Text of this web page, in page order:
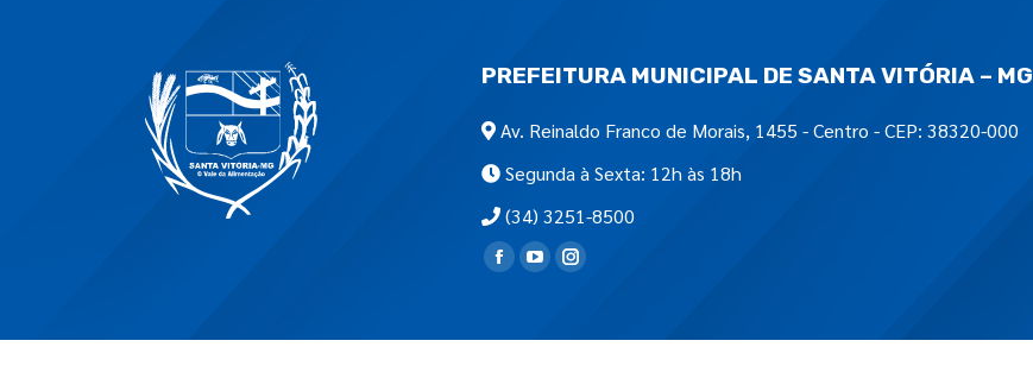
PREFEITURA MUNICIPAL DE SANTA VITÓRIA – MG
Av. Reinaldo Franco de Morais, 1455 - Centro - CEP: 38320-000
Segunda à Sexta: 12h às 18h
(34) 3251-8500
Encontre-nos em: